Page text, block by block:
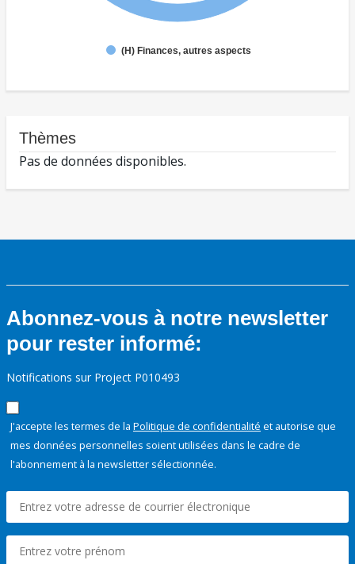
(H) Finances, autres aspects
Thèmes
Pas de données disponibles.
Abonnez-vous à notre newsletter
pour rester informé:
Notifications sur Project P010493
J'accepte les termes de la Politique de confidentialité et autorise que
mes données personnelles soient utilisées dans le cadre de
l'abonnement à la newsletter sélectionnée.